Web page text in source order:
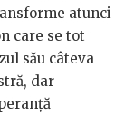
atunci
care se tot
său câteva
dar